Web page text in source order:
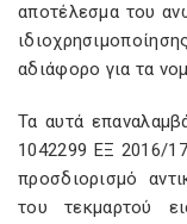
αποτέλεσμα του
αδιάφορο για τα
Τα αυτά
1042299 ΕΞ 2016/
προσδιορισμό
του τεκμαρτού